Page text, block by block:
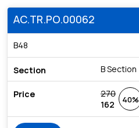
AC.TR.PO.00062
B48
B Section
270
162
40%